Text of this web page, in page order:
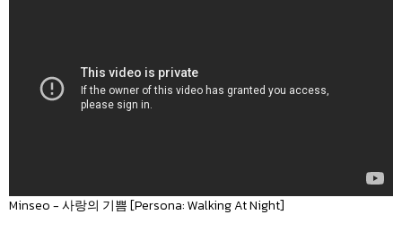
Minseo - 사랑의 기쁨 [Persona: Walking At Night]